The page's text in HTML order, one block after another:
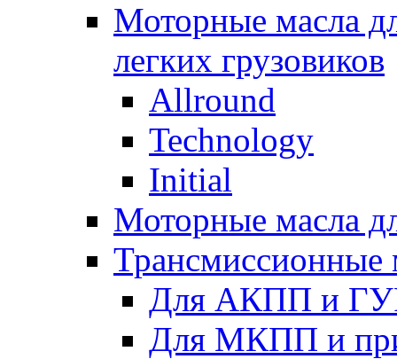
Моторные масла
легких грузовиков
Allround
Technology
Initial
Моторные масла
Трансмиссионные
Для АКПП и
Для МКПП и